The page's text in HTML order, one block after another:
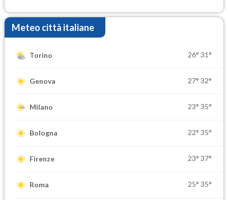
Meteo città italiane
Torino 26° 31°
Genova 27° 32°
Milano 23° 35°
Bologna 22° 35°
Firenze 23° 37°
Roma 25° 35°